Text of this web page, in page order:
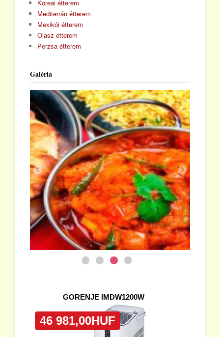
Koreai étterem
Mediterrán étterem
Mexikói étterem
Olasz étterem
Perzsa étterem
Galéria